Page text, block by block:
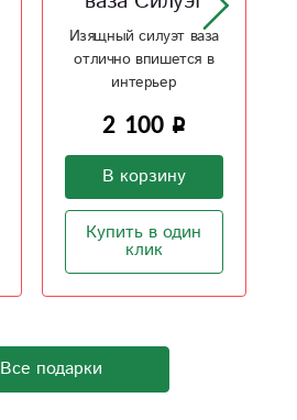
всегда в моде
1 750
Купить в один
клик
Все подарки